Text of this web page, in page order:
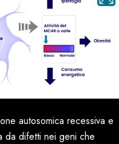
autosomica recessiva e
da difetti nei geni che